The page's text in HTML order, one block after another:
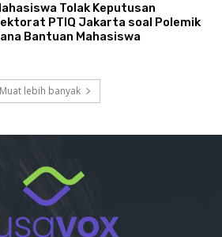
Tolak Keputusan
PTIQ Jakarta soal Polemik
Bantuan Mahasiswa
Muat lebih banyak